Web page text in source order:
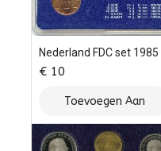
Nederland FDC set 1985
€ 10
Toevoegen Aan
Winkelwagen